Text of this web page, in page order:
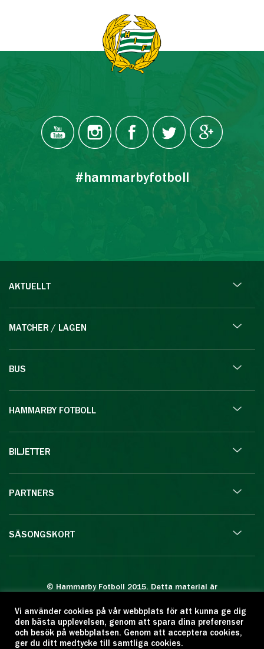
#hammarbyfotboll
AKTUELLT
MATCHER / LAGEN
BUS
HAMMARBY FOTBOLL
BILJETTER
PARTNERS
SÄSONGSKORT
© Hammarby Fotboll 2015. Detta material är
Eftertryck eller annan kopiering är förbjuden.
Citera oss gärna men ange källan:
www.hammarbyfotboll.se. Ansvarig utgivare:
Vi använder cookies på vår webbplats för att kunna ge dig
den bästa upplevelsen, genom att spara dina preferenser
och besök på webbplatsen. Genom att acceptera cookies,
ger du ditt medtycke till samtliga cookies.